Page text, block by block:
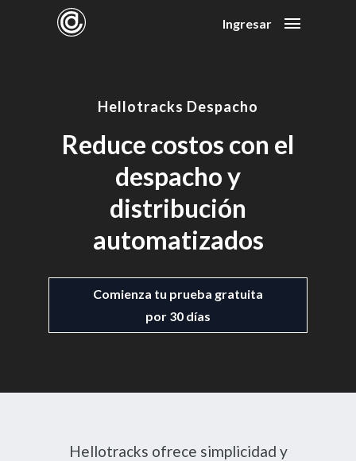
Ingresar
Hellotracks Despacho
Reduce costos con el
despacho y
distribución
automatizados
Comienza tu prueba gratuita
por 30 días
Hellotracks ofrece simplicidad y